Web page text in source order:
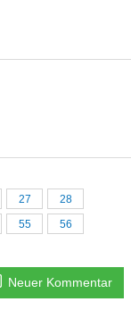
27
28
55 56
Neuer Kommentar